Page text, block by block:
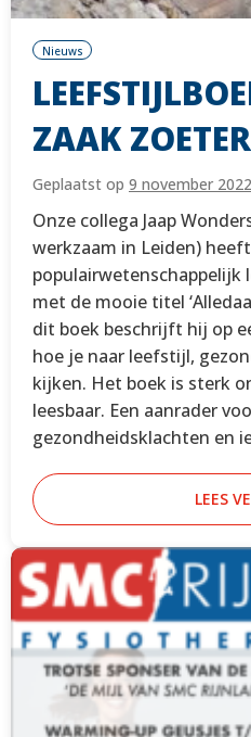
Nieuws
ZAAK
Geplaatst op 9 november 2022
Onze collega Jaap
werkzaam in Leiden)
populairwetenschappelijk
met de mooie titel
dit boek beschrijft hij op
hoe je naar leefstijl,
kijken. Het boek is sterk
leesbaar. Een aanrader
gezondheidsklachten en
LEES